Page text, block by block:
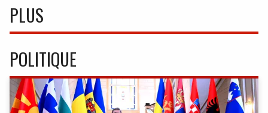
PLUS
POLITIQUE